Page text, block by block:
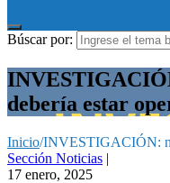
Búscar por:
debería estar
Inicio/INVESTIGACIÓN:
Sección Noticias |
17 enero, 2025